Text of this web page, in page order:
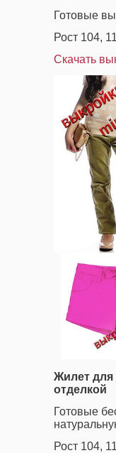
Готовые
Рост 104,
Скачать
Жилет для
отделкой
Готовые
Рост 104,